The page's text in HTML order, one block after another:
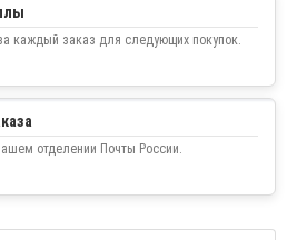
каждый заказ для следующих покупок.
отделении Почты России.